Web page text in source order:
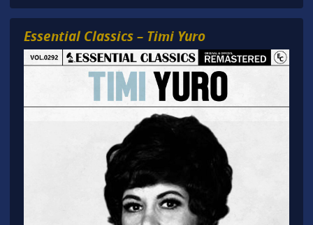
Essential Classics – Timi Yuro